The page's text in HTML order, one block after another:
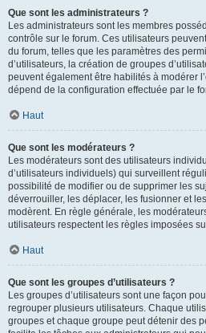
Que sont les administrateurs ?
Les administrateurs sont les membres
contrôle sur le forum. Ces utilisateurs
du forum, telles que les paramètres des
d’utilisateurs, la création de groupes
peuvent également être habilités à modérer
dépend de la configuration effectuée par le
Haut
Que sont les modérateurs ?
Les modérateurs sont des utilisateurs
d’utilisateurs individuels) qui surveillent
possibilité de modifier ou de supprimer les
déverrouiller, les déplacer, les fusionner et
modèrent. En règle générale, les
utilisateurs respectent les règles imposées
Haut
Que sont les groupes d’utilisateurs ?
Les groupes d’utilisateurs sont une façon
regrouper plusieurs utilisateurs. Chaque
groupes et chaque groupe peut détenir des